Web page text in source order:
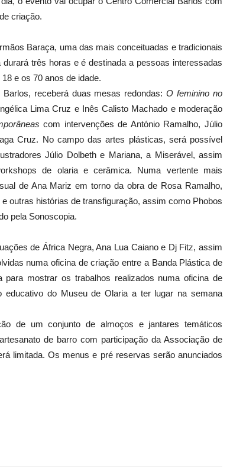
criação.
Baraça, uma das mais conceituadas e tradicionais
três horas e é destinada a pessoas interessadas
e os 70 anos de idade.
receberá duas mesas redondas:O feminino no
Lima Cruz e Inês Calisto Machado e moderação
com intervenções de António Ramalho, Júlio
Cruz. No campo das artes plásticas, será possível
Júlio Dolbeth e Mariana, a Miserável, assim
de olaria e cerâmica. Numa vertente mais
de Ana Mariz em torno da obra de Rosa Ramalho,
outras histórias de transfiguração, assim como Phobos
pela Sonoscopia.
de África Negra, Ana Lua Caiano e Dj Fitz, assim
numa oficina de criação entre a Banda Plástica de
para mostrar os trabalhos realizados numa oficina de
do Museu de Olaria a ter lugar na semana
de um conjunto de almoços e jantares temáticos
de barro com participação da Associação de
limitada. Os menus e pré reservas serão anunciados
Educação
Lousã dinamiza ensino de música com
a Classplash